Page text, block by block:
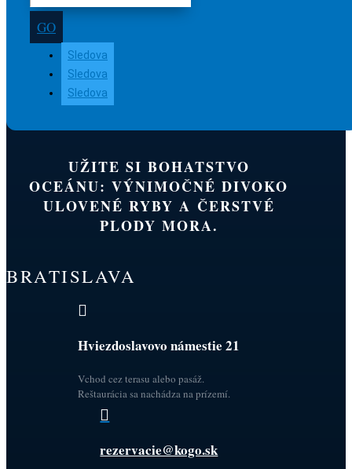
GO
Sledova
Sledova
Sledova
UŽITE SI BOHATSTVO
OCEÁNU: VÝNIMOČNÉ DIVOKO
ULOVENÉ RYBY A ČERSTVÉ
PLODY MORA.
BRATISLAVA

Hviezdoslavovo námestie 21
Vchod cez terasu alebo pasáž.
Reštaurácia sa nachádza na prízemí.

rezervacie@kogo.sk